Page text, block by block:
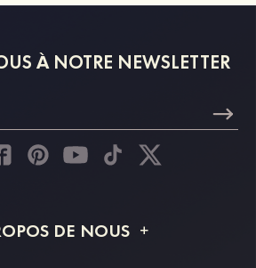
À NOTRE NEWSLETTER
DE NOUS